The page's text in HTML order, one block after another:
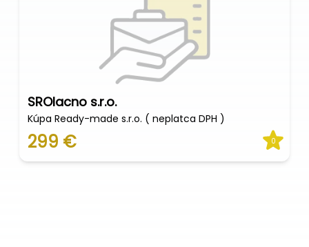
SROlacno s.r.o.
Kúpa Ready-made s.r.o. ( neplatca DPH )
299 € 0